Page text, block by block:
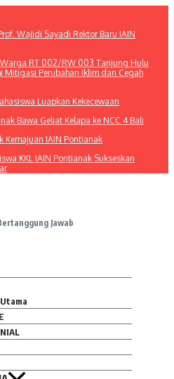
Wajidi Sayadi Rektor Baru IAIN
RT 002/RW 003 Tanjung Hulu
Mitigasi Perubahan Iklim dan Cegah
Luapkan Kekecewaan
Bawa Geliat Kelapa ke NCC 4 Bali
Kemajuan IAIN Pontianak
KKL IAIN Pontianak Sukseskan
Jawab